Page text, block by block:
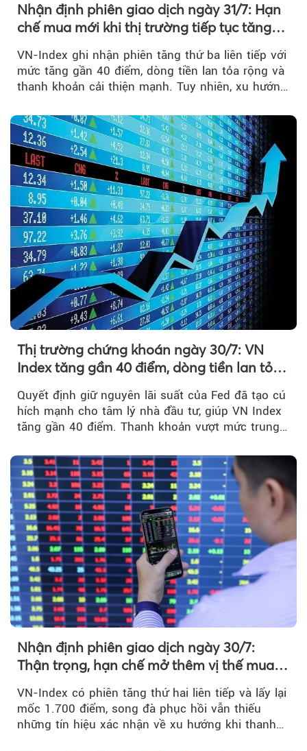
Nhận định phiên giao dịch ngày 31/7: Hạn
chế mua mới khi thị trường tiếp tục tăng
VN-Index ghi nhận phiên tăng thứ ba liên tiếp với
mức tăng gần 40 điểm, dòng tiền lan tỏa rộng và
thanh khoản cải thiện mạnh. Tuy nhiên, xu hướng
Thị trường chứng khoán ngày 30/7: VN
Index tăng gần 40 điểm, dòng tiền lan tỏa
mạnh sau tín hiệu tích cực từ Fed
Quyết định giữ nguyên lãi suất của Fed đã tạo cú
hích mạnh cho tâm lý nhà đầu tư, giúp VN Index
tăng gần 40 điểm. Thanh khoản vượt mức trung
Nhận định phiên giao dịch ngày 30/7:
Thận trọng, hạn chế mở thêm vị thế mua
VN-Index có phiên tăng thứ hai liên tiếp và lấy lại
mốc 1.700 điểm, song đà phục hồi vẫn thiếu
những tín hiệu xác nhận về xu hướng khi thanh